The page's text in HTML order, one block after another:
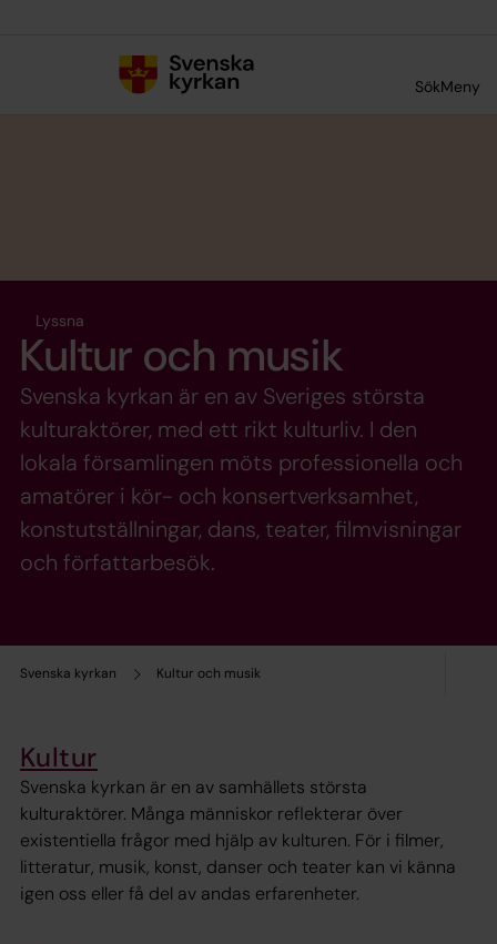
SökMeny
Svenska kyrkan Kultur och musik
Lyssna
Kultur och musik
Svenska kyrkan är en av Sveriges största
kulturaktörer, med ett rikt kulturliv. I den
lokala församlingen möts professionella och
amatörer i kör- och konsertverksamhet,
konstutställningar, dans, teater, filmvisningar
och författarbesök.
Kultur
Svenska kyrkan är en av samhällets största
kulturaktörer. Många människor reflekterar över
existentiella frågor med hjälp av kulturen. För i filmer,
litteratur, musik, konst, danser och teater kan vi känna
igen oss eller få del av andas erfarenheter.